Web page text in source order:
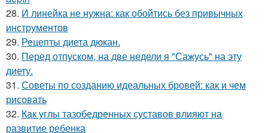
28. И линейка не нужна: как обойтись без привычных
инструментов
29. Рецепты диета дюкан.
30. Перед отпуском, на две недели я "Сажусь" на эту
диету.
31. Советы по созданию идеальных бровей: как и чем
рисовать
32. Как углы тазобедренных суставов влияют на
развитие ребенка